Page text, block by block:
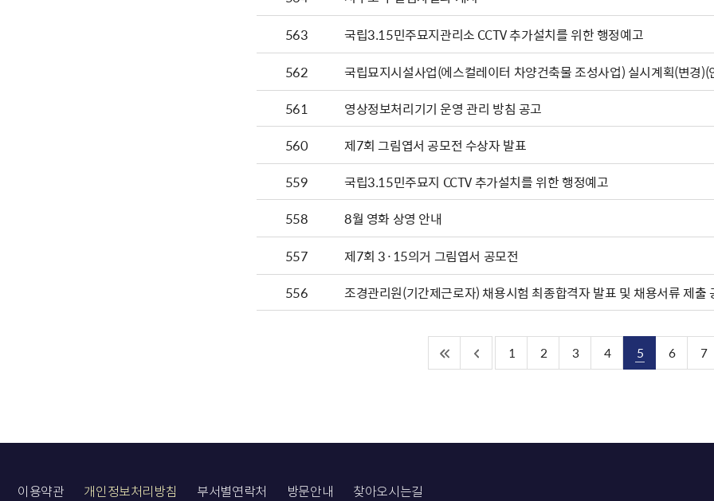
563
국립3.15민주묘지관리소 CCTV 추가설치를 위한 행정예고
562
국립묘지시설사업(에스컬레이터 차양건축물 조성사업) 실시계획(변경)(
561
영상정보처리기기 운영 관리 방침 공고
560
제7회 그림엽서 공모전 수상자 발표
559
국립3.15민주묘지 CCTV 추가설치를 위한 행정예고
558
8월 영화 상영 안내
557
제7회 3·15의거 그림엽서 공모전
556
조경관리원(기간제근로자) 채용시험 최종합격자 발표 및 채용서류 제출
1 2 3 4 5 6 7
이용약관 개인정보처리방침 부서별연락처 방문안내 찾아오시는길